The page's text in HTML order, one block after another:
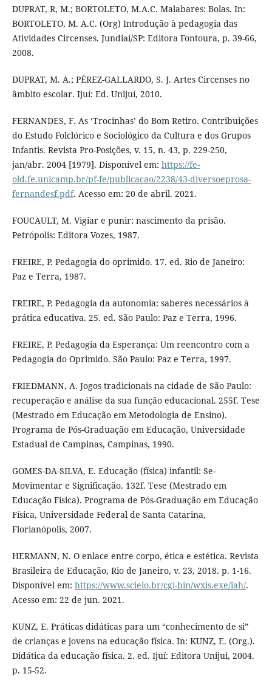
DUPRAT, R, M.; BORTOLETO, M.A.C. Malabares: Bolas. In:
BORTOLETO, M. A.C. (Org) Introdução à pedagogia das
Atividades Circenses. Jundiaí/SP: Editora Fontoura, p. 39-66,
2008.
DUPRAT, M. A.; PÉREZ-GALLARDO, S. J. Artes Circenses no
âmbito escolar. Ijuí: Ed. Unijuí, 2010.
FERNANDES, F. As ‘Trocinhas’ do Bom Retiro. Contribuições
do Estudo Folclórico e Sociológico da Cultura e dos Grupos
Infantis. Revista Pro-Posições, v. 15, n. 43, p. 229-250,
jan/abr. 2004 [1979]. Disponível em: https://fe-
old.fe.unicamp.br/pf-fe/publicacao/2238/43-diversoeprosa-
fernandesf.pdf. Acesso em: 20 de abril. 2021.
FOUCAULT, M. Vigiar e punir: nascimento da prisão.
Petrópolis: Editora Vozes, 1987.
FREIRE, P. Pedagogia do oprimido. 17. ed. Rio de Janeiro:
Paz e Terra, 1987.
FREIRE, P. Pedagogia da autonomia: saberes necessários à
prática educativa. 25. ed. São Paulo: Paz e Terra, 1996.
FREIRE, P. Pedagogia da Esperança: Um reencontro com a
Pedagogia do Oprimido. São Paulo: Paz e Terra, 1997.
FRIEDMANN, A. Jogos tradicionais na cidade de São Paulo:
recuperação e análise da sua função educacional. 255f. Tese
(Mestrado em Educação em Metodologia de Ensino).
Programa de Pós-Graduação em Educação, Universidade
Estadual de Campinas, Campinas, 1990.
GOMES-DA-SILVA, E. Educação (física) infantil: Se-
Movimentar e Significação. 132f. Tese (Mestrado em
Educação Física). Programa de Pós-Graduação em Educação
Física, Universidade Federal de Santa Catarina,
Florianópolis, 2007.
HERMANN, N. O enlace entre corpo, ética e estética. Revista
Brasileira de Educação, Rio de Janeiro, v. 23, 2018. p. 1-16.
Disponível em: https://www.scielo.br/cgi-bin/wxis.exe/iah/.
Acesso em: 22 de jun. 2021.
KUNZ, E. Práticas didáticas para um “conhecimento de si”
de crianças e jovens na educação física. In: KUNZ, E. (Org.).
Didática da educação física. 2. ed. Ijuí: Editora Unijui, 2004.
p. 15-52.